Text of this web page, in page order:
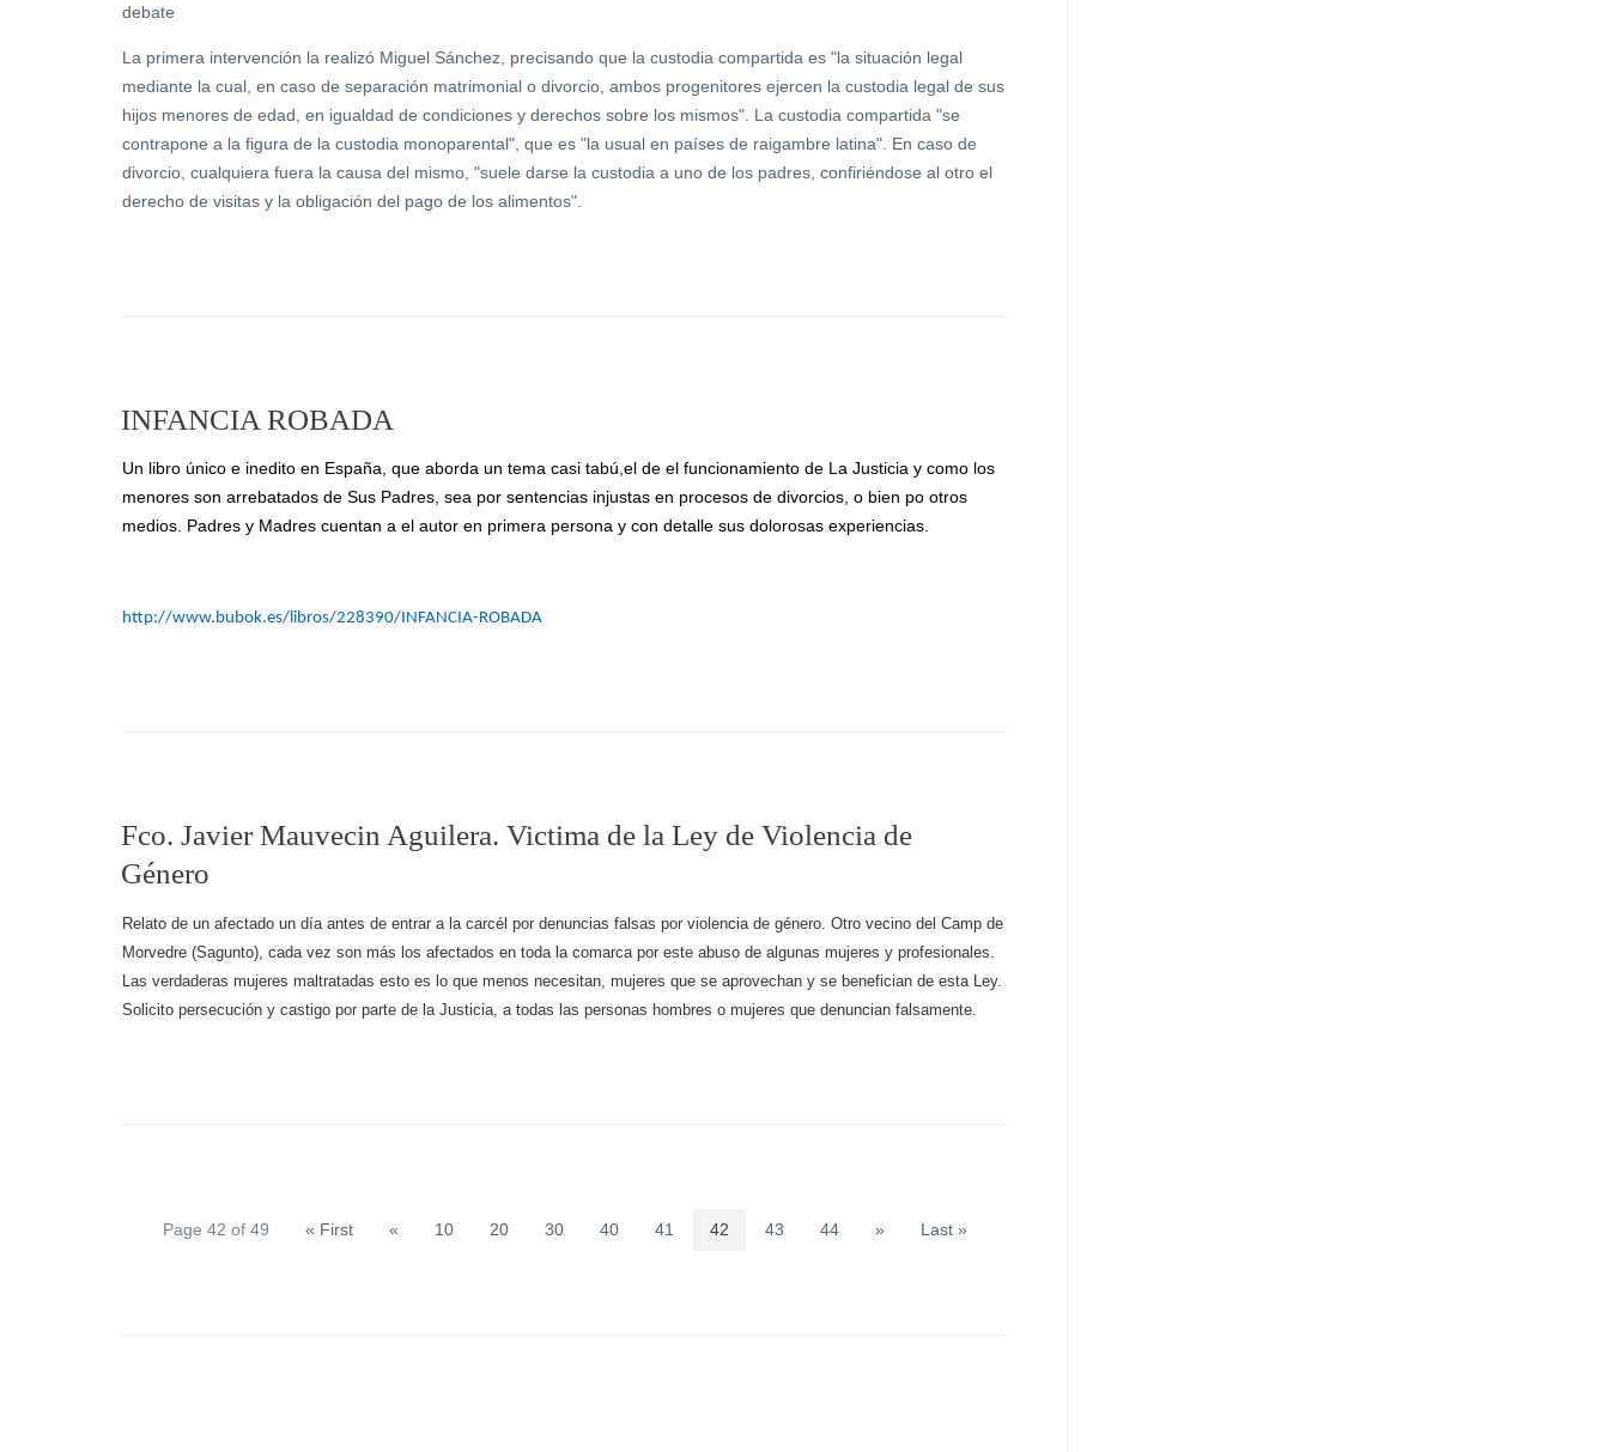
debate
La primera intervención la realizó Miguel Sánchez, precisando que la custodia compartida es "la situación legal
mediante la cual, en caso de separación matrimonial o divorcio, ambos progenitores ejercen la custodia legal de sus
hijos menores de edad, en igualdad de condiciones y derechos sobre los mismos". La custodia compartida "se
contrapone a la figura de la custodia monoparental", que es "la usual en países de raigambre latina". En caso de
divorcio, cualquiera fuera la causa del mismo, "suele darse la custodia a uno de los padres, confiriéndose al otro el
derecho de visitas y la obligación del pago de los alimentos".
INFANCIA ROBADA
Un libro único e inedito en España, que aborda un tema casi tabú,el de el funcionamiento de La Justicia y como los
menores son arrebatados de Sus Padres, sea por sentencias injustas en procesos de divorcios, o bien po otros
medios. Padres y Madres cuentan a el autor en primera persona y con detalle sus dolorosas experiencias.
http://www.bubok.es/libros/228390/INFANCIA-ROBADA
Fco. Javier Mauvecin Aguilera. Victima de la Ley de Violencia de
Género
Relato de un afectado un día antes de entrar a la carcél por denuncias falsas por violencia de género. Otro vecino del Camp de
Morvedre (Sagunto), cada vez son más los afectados en toda la comarca por este abuso de algunas mujeres y profesionales.
Las verdaderas mujeres maltratadas esto es lo que menos necesitan, mujeres que se aprovechan y se benefician de esta Ley.
Solicito persecución y castigo por parte de la Justicia, a todas las personas hombres o mujeres que denuncian falsamente.
Page 42 of 49 « First « 10 20 30 40 41 42 43 44 » Last »